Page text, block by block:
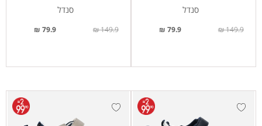
סנדל
79.9 ₪ 149.9 ₪
סנדל
79.9 ₪ 149.9 ₪